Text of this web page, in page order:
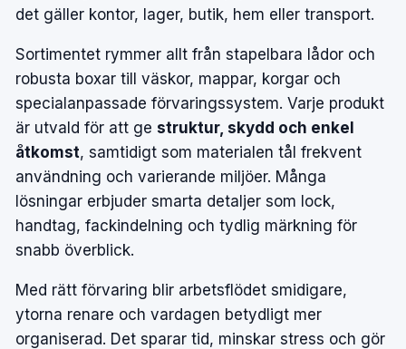
det gäller kontor, lager, butik, hem eller transport.
Sortimentet rymmer allt från stapelbara lådor och
robusta boxar till väskor, mappar, korgar och
specialanpassade förvaringssystem. Varje produkt
är utvald för att ge struktur, skydd och enkel
åtkomst, samtidigt som materialen tål frekvent
användning och varierande miljöer. Många
lösningar erbjuder smarta detaljer som lock,
handtag, fackindelning och tydlig märkning för
snabb överblick.
Med rätt förvaring blir arbetsflödet smidigare,
ytorna renare och vardagen betydligt mer
organiserad. Det sparar tid, minskar stress och gör